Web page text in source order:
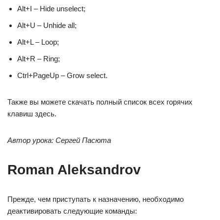
Alt+I – Hide unselect;
Alt+U – Unhide all;
Alt+L – Loop;
Alt+R – Ring;
Ctrl+PageUp – Grow select.
Также вы можете скачать полный список всех горячих
клавиш здесь.
Автор урока: Сергей Пасюта
Roman Aleksandrov
Прежде, чем приступать к назначению, необходимо
деактивировать следующие команды: